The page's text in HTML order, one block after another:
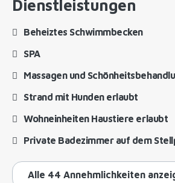
Dienstleistungen
Beheiztes Schwimmbecken
SPA
Massagen und
Strand mit Hunden erlaubt
Wohneinheiten Haustiere erlaubt
Private Badezimmer auf dem
Alle 44 Annehmlichkeiten